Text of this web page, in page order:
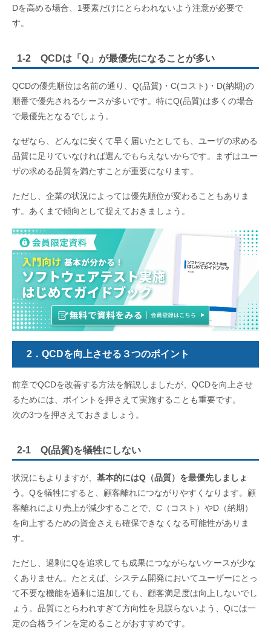
Dを高める場合、1要素だけにとらわれないよう注意が必要で
す。
1-2 QCDは「Q」が最優先になることが多い
QCDの優先順位は名前の通り、Q(品質)・C(コスト)・D(納期)の
順番で優先されるケースが多いです。特にQ(品質)は多くの場合
で最優先となるでしょう。
なぜなら、どんなに安くて早く届いたとしても、ユーザの求める
品質に足りていなければ選んでもらえないからです。まずはユー
ザの求める品質を満たすことが重要になります。
ただし、企業の状況によっては優先順位が変わることもありま
す。あくまで傾向として捉えておきましょう。
2．QCDを向上させる３つのポイント
前章でQCDを改善する方法を解説しましたが、QCDを向上させ
るためには、ポイントを押さえて実施することも重要です。
次の3つを押さえておきましょう。
2-1 Q(品質)を犠牲にしない
状況にもよりますが、 基本的にはQ（品質）を最優先しましょ
う 。Qを犠牲にすると、顧客離れにつながりやすくなります。顧
客離れにより売上が減少することで、C（コスト）やD（納期）
を向上するための資金さえも確保できなくなる可能性がありま
す。
ただし、過剰にQを追求しても成果につながらないケースが少な
くありません。たとえば、システム開発においてユーザーにとっ
て不要な機能を過剰に追加しても、顧客満足度は向上しないでし
ょう。品質にとらわれすぎて方向性を見誤らないよう、Qには一
定の合格ラインを定めることがおすすめです。